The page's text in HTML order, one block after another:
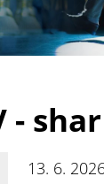
-
13. 6.